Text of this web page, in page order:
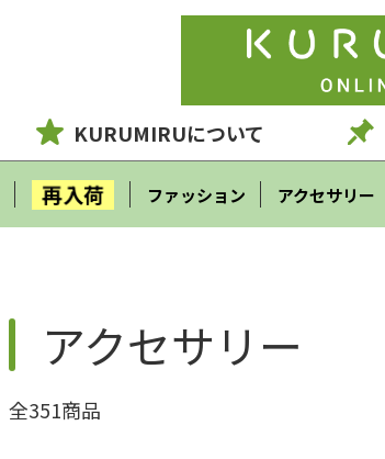
KURUMIRUについて
再入荷 ファッション アクセサリー
アクセサリー
全351商品